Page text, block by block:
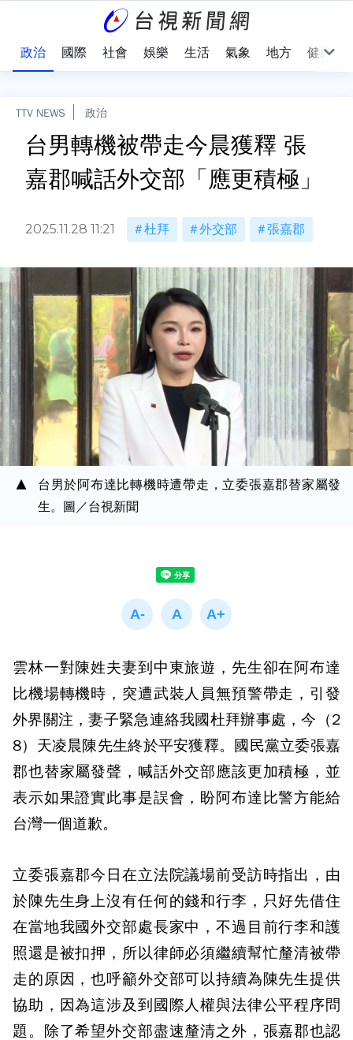
政治 國際 社會 娛樂 生活 氣象 地方 健康
TTV NEWS 政治
台男轉機被帶走今晨獲釋 張
嘉郡喊話外交部「應更積極」
2025.11.28 11:21 杜拜 外交部 張嘉郡
台男於阿布達比轉機時遭帶走，立委張嘉郡替家屬發
生。圖／台視新聞
雲林一對陳姓夫妻到中東旅遊，先生卻在阿布達
比機場轉機時，突遭武裝人員無預警帶走，引發
外界關注，妻子緊急連絡我國杜拜辦事處，今（2
8）天凌晨陳先生終於平安獲釋。國民黨立委張嘉
郡也替家屬發聲，喊話外交部應該更加積極，並
表示如果證實此事是誤會，盼阿布達比警方能給
台灣一個道歉。
立委張嘉郡今日在立法院議場前受訪時指出，由
於陳先生身上沒有任何的錢和行李，只好先借住
在當地我國外交部處長家中，不過目前行李和護
照還是被扣押，所以律師必須繼續幫忙釐清被帶
走的原因，也呼籲外交部可以持續為陳先生提供
協助，因為這涉及到國際人權與法律公平程序問
題。除了希望外交部盡速釐清之外，張嘉郡也認